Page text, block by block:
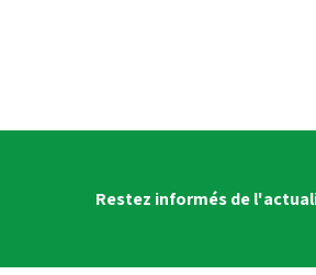
Restez informés de